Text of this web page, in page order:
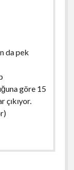
da pek
göre 15
çıkıyor.